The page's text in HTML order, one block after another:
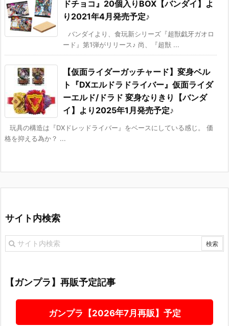
ドチョコ』20個入りBOX【バンダイ】よ
り2021年4月発売予定♪
バンダイより、食玩新シリーズ『超獣戯牙ガオロ
ード』第1弾がリリース♪ 尚、『超獣 ...
【仮面ライダーガッチャード】変身ベル
ト『DXエルドラドライバー』仮面ライダ
ーエルド/ドラド 変身なりきり【バンダ
イ】より2025年1月発売予定♪
玩具の構造は『DXドレッドライバー』をベースにしている感じ。 価
格を抑える為か？ ...
サイト内検索
【ガンプラ】再販予定記事
ガンプラ【2026年7月再販】予定